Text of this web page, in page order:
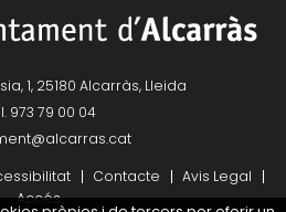
1, 25180 Alcarràs, Lleida
973 79 00 04
Contacte
Avis Legal
Accés